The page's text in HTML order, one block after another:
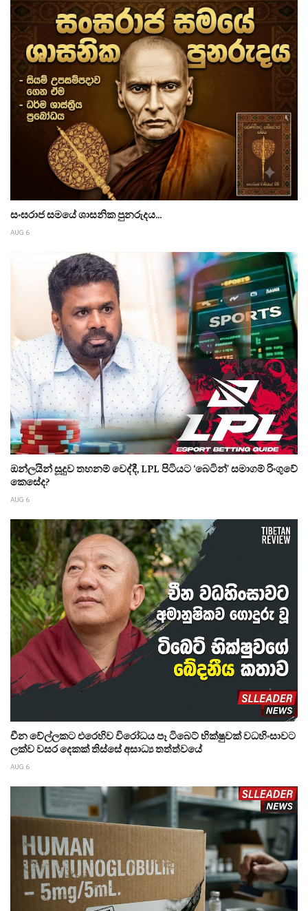
සංඝරාජ සමයේ ශාසනික පුනරුදය...
AUG 6
ඔන්ලයින් සූදුව තහනම් වෙද්දී, LPL පිටියට ‘බෙටින්’ සමාගම් රිංගුවේ
කෙසේද?
AUG 6
චීන වේල්ලකට එරෙහිව විරෝධය පෑ ටිබෙට් භික්ෂුවක් වධහිංසාවට
ලක්ව වසර දෙකක් තිස්සේ අසාධ්‍ය තත්ත්වයේ
AUG 6